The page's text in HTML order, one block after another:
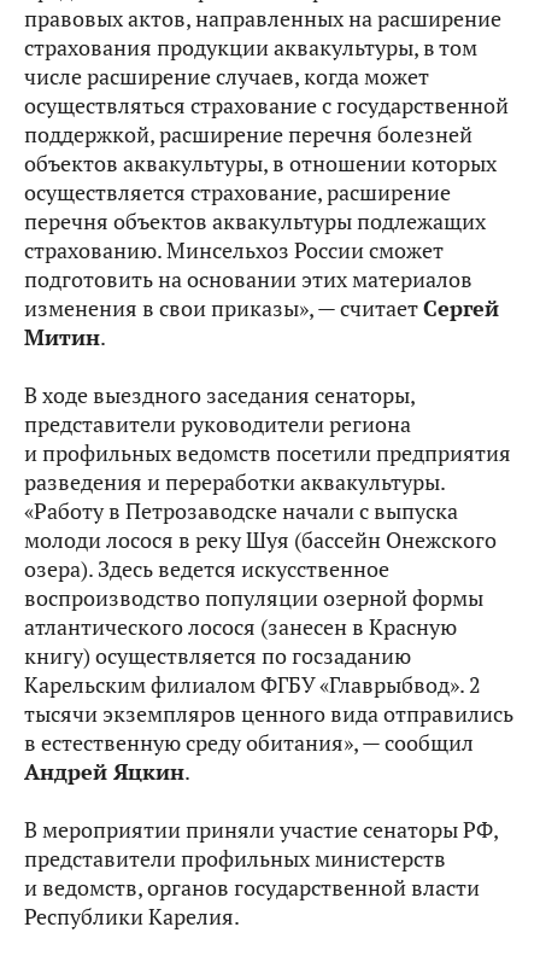
правовых актов, направленных на расширение
страхования продукции аквакультуры, в том
числе расширение случаев, когда может
осуществляться страхование с государственной
поддержкой, расширение перечня болезней
объектов аквакультуры, в отношении которых
осуществляется страхование, расширение
перечня объектов аквакультуры подлежащих
страхованию. Минсельхоз России сможет
подготовить на основании этих материалов
изменения в свои приказы», — считаетСергей
Митин.
В ходе выездного заседания сенаторы,
представители руководители региона
и профильных ведомств посетили предприятия
разведения и переработки аквакультуры.
«Работу в Петрозаводске начали с выпуска
молоди лосося в реку Шуя (бассейн Онежского
озера). Здесь ведется искусственное
воспроизводство популяции озерной формы
атлантического лосося (занесен в Красную
книгу) осуществляется по госзаданию
Карельским филиалом ФГБУ «Главрыбвод». 2
тысячи экземпляров ценного вида отправились
в естественную среду обитания», — сообщил
Андрей Яцкин.
В мероприятии приняли участие сенаторы РФ,
представители профильных министерств
и ведомств, органов государственной власти
Республики Карелия.